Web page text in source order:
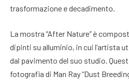
trasformazione e decadimento.
La mostra “After Nature” è
dipinti su alluminio, in cui l’artista
dal pavimento del suo studio.
fotografia di Man Ray “Dust